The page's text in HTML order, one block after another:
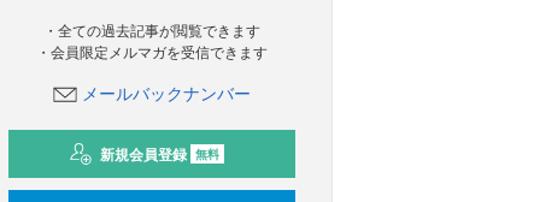
・全ての過去記事が閲覧できます
・会員限定メルマガを受信できます
メールバックナンバー
新規会員登録 無料